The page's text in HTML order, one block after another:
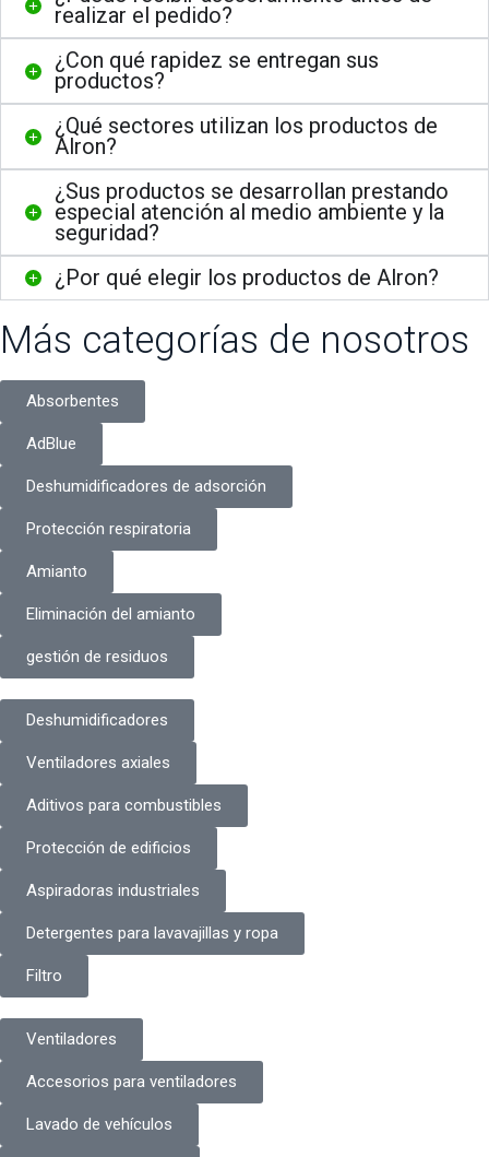
realizar el pedido?
¿Con qué rapidez se entregan sus
productos?
¿Qué sectores utilizan los productos de
Alron?
¿Sus productos se desarrollan prestando
especial atención al medio ambiente y la
seguridad?
¿Por qué elegir los productos de Alron?
Más categorías de nosotros
Absorbentes
AdBlue
Deshumidificadores de adsorción
Protección respiratoria
Amianto
Eliminación del amianto
gestión de residuos
Deshumidificadores
Ventiladores axiales
Aditivos para combustibles
Protección de edificios
Aspiradoras industriales
Detergentes para lavavajillas y ropa
Filtro
Ventiladores
Accesorios para ventiladores
Lavado de vehículos